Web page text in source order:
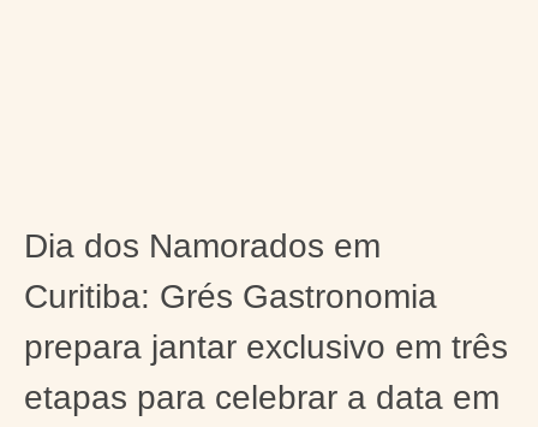
Dia dos Namorados em
Curitiba: Grés Gastronomia
prepara jantar exclusivo em três
etapas para celebrar a data em